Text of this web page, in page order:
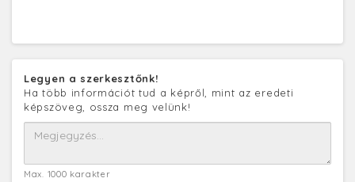
Legyen a szerkesztőnk!
Ha több információt tud a képről, mint az eredeti
képszöveg, ossza meg velünk!
Max. 1000 karakter